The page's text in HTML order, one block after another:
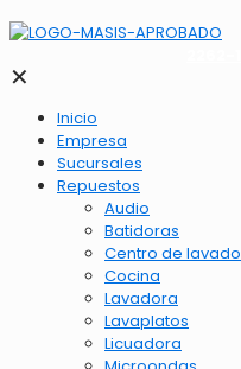
✕
Inicio
Empresa
Sucursales
Repuestos
Audio
Batidoras
Centro de lavado
Cocina
Lavadora
Lavaplatos
Licuadora